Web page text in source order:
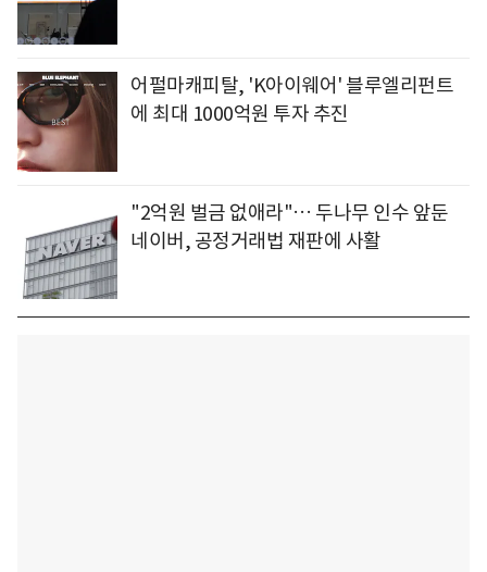
어펄마캐피탈, 'K아이웨어' 블루엘리펀트
에 최대 1000억원 투자 추진
"2억원 벌금 없애라"… 두나무 인수 앞둔
네이버, 공정거래법 재판에 사활